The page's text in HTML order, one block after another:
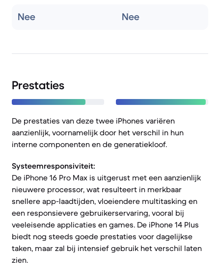
Nee Nee
Prestaties
De prestaties van deze twee iPhones variëren
aanzienlijk, voornamelijk door het verschil in hun
interne componenten en de generatiekloof.
Systeemresponsiviteit:
De iPhone 16 Pro Max is uitgerust met een aanzienlijk
nieuwere processor, wat resulteert in merkbaar
snellere app-laadtijden, vloeiendere multitasking en
een responsievere gebruikerservaring, vooral bij
veeleisende applicaties en games. De iPhone 14 Plus
biedt nog steeds goede prestaties voor dagelijkse
taken, maar zal bij intensief gebruik het verschil laten
zien.